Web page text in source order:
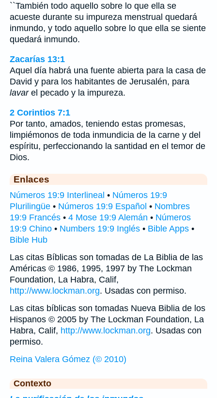
``También todo aquello sobre lo que ella se
acueste durante su impureza menstrual quedará
inmundo, y todo aquello sobre lo que ella se siente
quedará inmundo.
Zacarías 13:1
Aquel día habrá una fuente abierta para la casa de
David y para los habitantes de Jerusalén, para
lavarel pecado y la impureza.
2 Corintios 7:1
Por tanto, amados, teniendo estas promesas,
limpiémonos de toda inmundicia de la carne y del
espíritu, perfeccionando la santidad en el temor de
Dios.
Enlaces
Números 19:9 Interlineal • Números 19:9
Plurilingüe • Números 19:9 Español • Nombres
19:9 Francés • 4 Mose 19:9 Alemán • Números
19:9 Chino • Numbers 19:9 Inglés • Bible Apps •
Bible Hub
Las citas Bíblicas son tomadas de La Biblia de las
Américas © 1986, 1995, 1997 by The Lockman
Foundation, La Habra, Calif,
http://www.lockman.org. Usadas con permiso.
Las citas bíblicas son tomadas Nueva Biblia de los
Hispanos © 2005 by The Lockman Foundation, La
Habra, Calif, http://www.lockman.org. Usadas con
permiso.
Reina Valera Gómez (© 2010)
Contexto